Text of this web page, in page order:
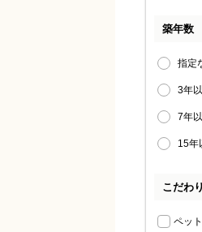
築年数
指定
3年
7年
15年
こだわ
ペッ